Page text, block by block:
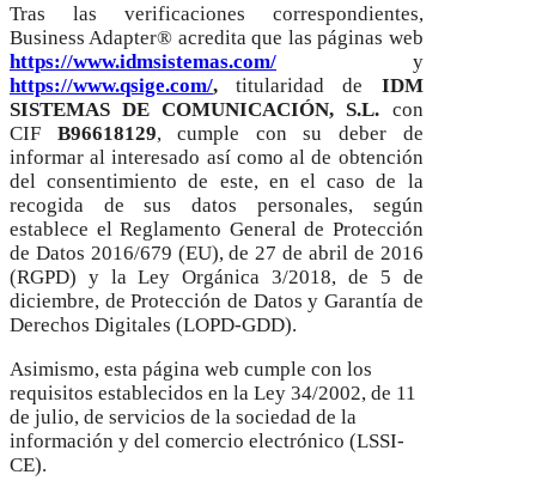
Tras las verificaciones correspondientes,
Business Adapter® acredita que las páginas web
https://www.idmsistemas.com/ y
https://www.qsige.com/, titularidad de IDM
SISTEMAS DE COMUNICACIÓN, S.L. con
CIF B96618129, cumple con su deber de
informar al interesado así como al de obtención
del consentimiento de este, en el caso de la
recogida de sus datos personales, según
establece el Reglamento General de Protección
de Datos 2016/679 (EU), de 27 de abril de 2016
(RGPD) y la Ley Orgánica 3/2018, de 5 de
diciembre, de Protección de Datos y Garantía de
Derechos Digitales (LOPD-GDD).
Asimismo, esta página web cumple con los
requisitos establecidos en la Ley 34/2002, de 11
de julio, de servicios de la sociedad de la
información y del comercio electrónico (LSSI-
CE).